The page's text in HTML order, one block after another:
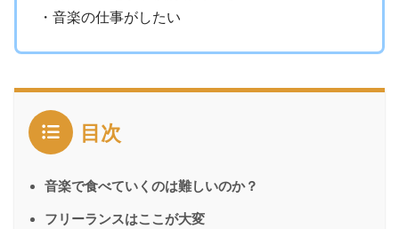
・音楽の仕事がしたい
目次
音楽で食べていくのは難しいのか？
フリーランスはここが大変